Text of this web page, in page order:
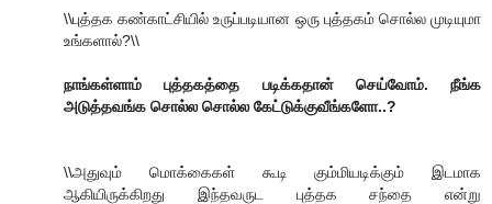
\\புத்தக கண்காட்சியில் உருப்படியான ஒரு புத்தகம் சொல்ல முடியுமா
உங்களால்?\\
நாங்கள்ளாம் புத்தகத்தை படிக்கதான் செய்வோம். நீங்க
அடுத்தவங்க சொல்ல சொல்ல கேட்டுக்குவீங்களோ..?
\\அதுவும் மொக்கைகள் கூடி கும்மியடிக்கும் இடமாக
ஆகியிருக்கிறது இந்தவருட புத்தக சந்தை என்று